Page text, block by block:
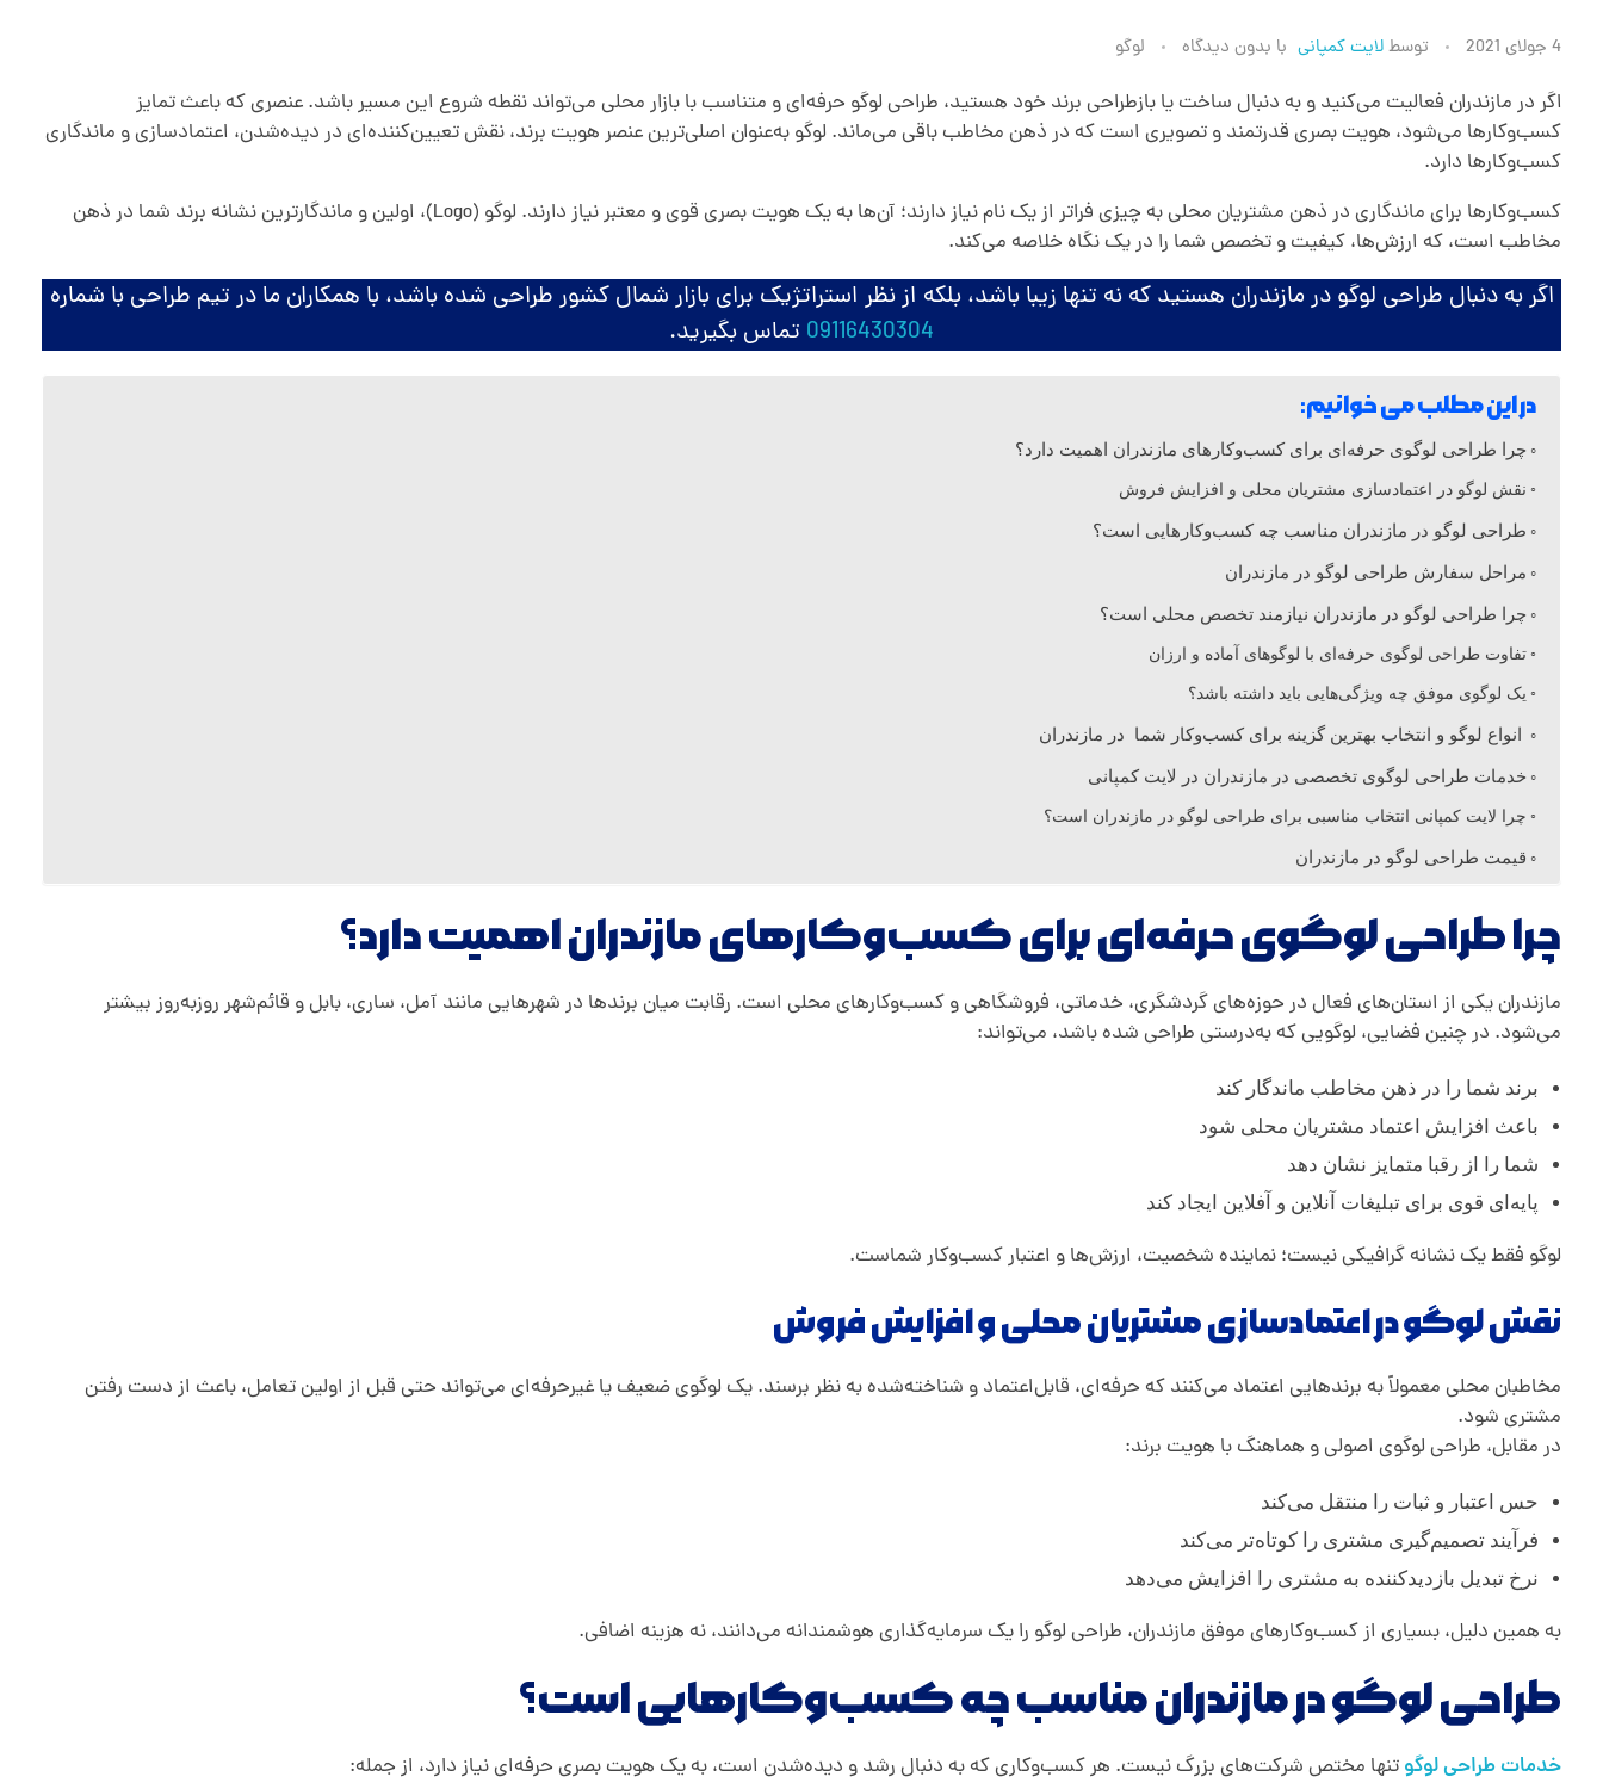
ط
ر
ا
ح
ی
و
گ
و
ز
ن
د
ر
ا
ن
4 جولای 2021 توسطلایت کمپانی با بدون دیدگاه لوگو
اگر در مازندران فعالیت می‌کنید و به دنبال ساخت یا بازطراحی برند خود هستید، طراحی لوگو حرفه‌ای و متناسب با بازار محلی می‌تواند نقطه شروع این مسیر باشد. عنصری که باعث تمایز
کسب‌وکارها می‌شود، هویت بصری قدرتمند و تصویری است که در ذهن مخاطب باقی می‌ماند. لوگو به‌عنوان اصلی‌ترین عنصر هویت برند، نقش تعیین‌کننده‌ای در دیده‌شدن، اعتمادسازی و ماندگاری
کسب‌وکارها دارد.
کسب‌وکارها برای ماندگاری در ذهن مشتریان محلی به چیزی فراتر از یک نام نیاز دارند؛ آن‌ها به یک هویت بصری قوی و معتبر نیاز دارند. لوگو (Logo)، اولین و ماندگارترین نشانه برند شما در ذهن
مخاطب است، که ارزش‌ها، کیفیت و تخصص شما را در یک نگاه خلاصه می‌کند.
اگر به دنبال طراحی لوگو در مازندران هستید که نه تنها زیبا باشد، بلکه از نظر استراتژیک برای بازار شمال کشور طراحی شده باشد، با همکاران ما در تیم طراحی با شماره
09116430304 تماس بگیرید.
در این مطلب می خوانیم:
چرا طراحی لوگوی حرفه‌ای برای کسب‌وکارهای مازندران اهمیت دارد؟
نقش لوگو در اعتمادسازی مشتریان محلی و افزایش فروش
طراحی لوگو در مازندران مناسب چه کسب‌وکارهایی است؟
مراحل سفارش طراحی لوگو در مازندران
چرا طراحی لوگو در مازندران نیازمند تخصص محلی است؟
تفاوت طراحی لوگوی حرفه‌ای با لوگوهای آماده و ارزان
یک لوگوی موفق چه ویژگی‌هایی باید داشته باشد؟
انواع لوگو و انتخاب بهترین گزینه برای کسب‌وکار شما در مازندران
خدمات طراحی لوگوی تخصصی در مازندران در لایت کمپانی
چرا لایت کمپانی انتخاب مناسبی برای طراحی لوگو در مازندران است؟
قیمت طراحی لوگو در مازندران
چرا طراحی لوگوی حرفه‌ای برای کسب‌وکارهای مازندران اهمیت دارد؟
مازندران یکی از استان‌های فعال در حوزه‌های گردشگری، خدماتی، فروشگاهی و کسب‌وکارهای محلی است. رقابت میان برندها در شهرهایی مانند آمل، ساری، بابل و قائم‌شهر روزبه‌روز بیشتر
می‌شود. در چنین فضایی، لوگویی که به‌درستی طراحی شده باشد، می‌تواند:
برند شما را در ذهن مخاطب ماندگار کند
باعث افزایش اعتماد مشتریان محلی شود
شما را از رقبا متمایز نشان دهد
پایه‌ای قوی برای تبلیغات آنلاین و آفلاین ایجاد کند
لوگو فقط یک نشانه گرافیکی نیست؛ نماینده شخصیت، ارزش‌ها و اعتبار کسب‌وکار شماست.
نقش لوگو در اعتمادسازی مشتریان محلی و افزایش فروش
مخاطبان محلی معمولاً به برندهایی اعتماد می‌کنند که حرفه‌ای، قابل‌اعتماد و شناخته‌شده به نظر برسند. یک لوگوی ضعیف یا غیرحرفه‌ای می‌تواند حتی قبل از اولین تعامل، باعث از دست رفتن
مشتری شود.
در مقابل، طراحی لوگوی اصولی و هماهنگ با هویت برند:
حس اعتبار و ثبات را منتقل می‌کند
فرآیند تصمیم‌گیری مشتری را کوتاه‌تر می‌کند
نرخ تبدیل بازدیدکننده به مشتری را افزایش می‌دهد
به همین دلیل، بسیاری از کسب‌وکارهای موفق مازندران، طراحی لوگو را یک سرمایه‌گذاری هوشمندانه می‌دانند، نه هزینه اضافی.
طراحی لوگو در مازندران مناسب چه کسب‌وکارهایی است؟
خدمات طراحی لوگوتنها مختص شرکت‌های بزرگ نیست. هر کسب‌وکاری که به دنبال رشد و دیده‌شدن است، به یک هویت بصری حرفه‌ای نیاز دارد، از جمله: